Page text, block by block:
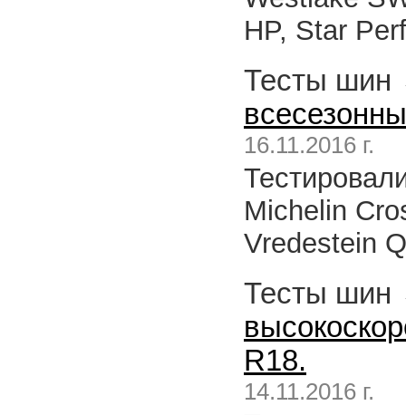
HP, Star
Тесты
16.11.2016 г.
Michelin
Vredestein
Тесты
R18.
14.11.2016 г.